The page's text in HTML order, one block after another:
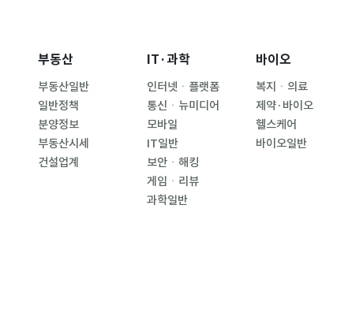
부동산
부동산일반
일반정책
분양정보
부동산시세
건설업계
IT·과학
인터넷ㆍ플랫폼
통신ㆍ뉴미디어
모바일
IT일반
보안ㆍ해킹
게임ㆍ리뷰
과학일반
바이오
복지ㆍ의료
제약·바이오
헬스케어
바이오일반